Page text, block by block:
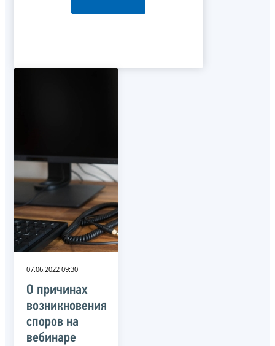
07.06.2022 09:30
О причинах
возникновения
споров на
вебинаре